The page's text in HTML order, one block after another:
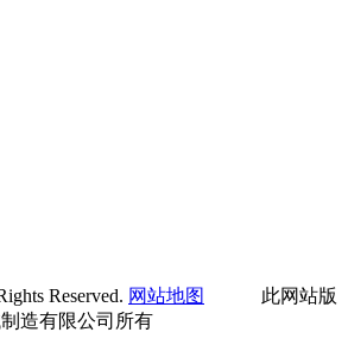
Reserved. 网站地图
此网站版
造有限公司所有